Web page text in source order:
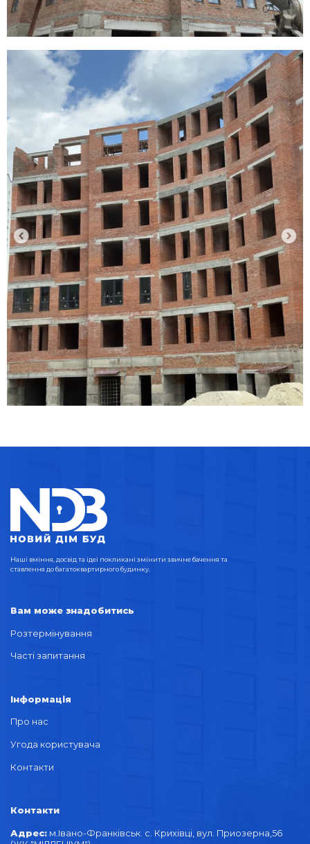
Наші вміння, досвід та ідеї покликані змінити звичне бачення та
ставлення до багатоквартирного будинку.
Вам може знадобитись
Розтермінування
Часті запитання
Інформація
Про нас
Угода користувача
Контакти
Контакти
Адрес: м.Івано-Франківськ. с. Крихівці, вул. Приозерна,56